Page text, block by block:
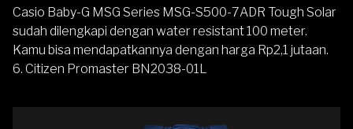
Casio Baby-G MSG Series MSG-S500-7ADR Tough Solar
sudah dilengkapi dengan water resistant 100 meter.
Kamu bisa mendapatkannya dengan harga Rp2,1 jutaan.
6. Citizen Promaster BN2038-01L